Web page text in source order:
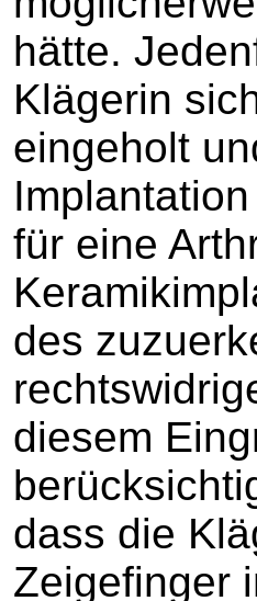
hätte.
Klägerin
eingeholt
für eine
des
diesem
dass die
Zeigefinger